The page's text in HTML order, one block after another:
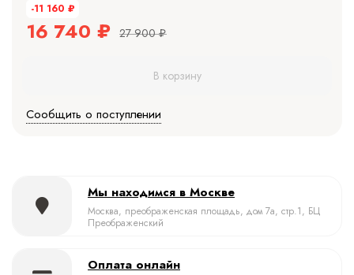
-11 160 ₽
16 740 ₽ 27 900 ₽
В корзину
Сообщить о поступлении
Мы находимся в Москве
Москва, преображенская площадь, дом 7а, стр.1, БЦ
Преображенский
Оплата онлайн